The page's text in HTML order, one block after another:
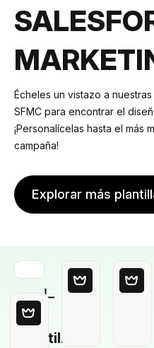
Écheles un vistazo a
SFMC para encontrar el
¡Personalícelas hasta el más
campaña!
Explorar más
Plantilla